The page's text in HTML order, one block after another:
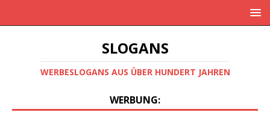
SLOGANS
WERBESLOGANS AUS ÜBER HUNDERT JAHREN
WERBUNG: